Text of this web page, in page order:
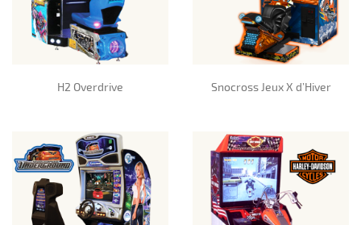
H2 Overdrive Snocross Jeux X d’Hiver